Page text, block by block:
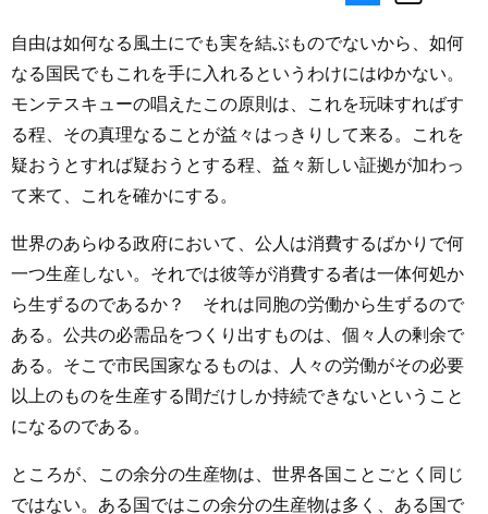
自由は如何なる風土にでも実を結ぶものでないから、如何
なる国民でもこれを手に入れるというわけにはゆかない。
モンテスキューの唱えたこの原則は、これを玩味すればす
る程、その真理なることが益々はっきりして来る。これを
疑おうとすれば疑おうとする程、益々新しい証拠が加わっ
て来て、これを確かにする。
世界のあらゆる政府において、公人は消費するばかりで何
一つ生産しない。それでは彼等が消費する者は一体何処か
ら生ずるのであるか？ それは同胞の労働から生ずるので
ある。公共の必需品をつくり出すものは、個々人の剰余で
ある。そこで市民国家なるものは、人々の労働がその必要
以上のものを生産する間だけしか持続できないということ
になるのである。
ところが、この余分の生産物は、世界各国ことごとく同じ
ではない。ある国ではこの余分の生産物は多く、ある国で